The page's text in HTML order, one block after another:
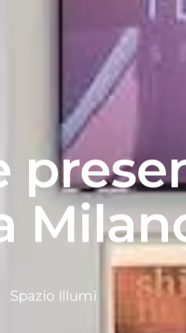
Spazio Illumi